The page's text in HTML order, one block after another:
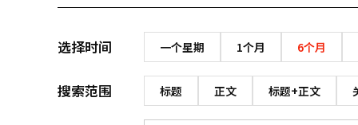
选择时间 一个星期 1个月 6个月
搜索范围 标题 正文 标题+正文